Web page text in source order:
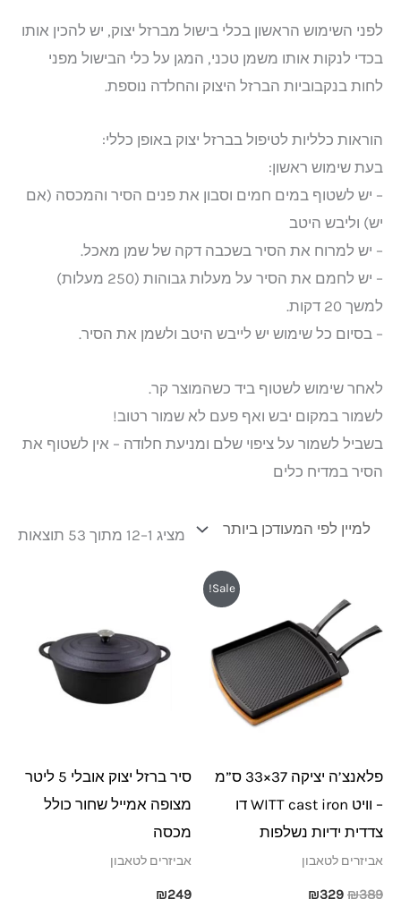
לפני השימוש הראשון בכלי בישול מברזל יצוק, יש להכין אותו
בכדי לנקות אותו משמן טכני, המגן על כלי הבישול מפני
לחות בנקבוביות הברזל היצוק והחלדה נוספת.
הוראות כלליות לטיפול בברזל יצוק באופן כללי:
בעת שימוש ראשון:
– יש לשטוף במים חמים וסבון את פנים הסיר והמכסה (אם
יש) וליבש היטב
– יש למרוח את הסיר בשכבה דקה של שמן מאכל.
– יש לחמם את הסיר על מעלות גבוהות (250 מעלות)
למשך 20 דקות.
– בסיום כל שימוש יש לייבש היטב ולשמן את הסיר.
לאחר שימוש לשטוף ביד כשהמוצר קר.
לשמור במקום יבש ואף פעם לא שמור רטוב!
בשביל לשמור על ציפוי שלם ומניעת חלודה – אין לשטוף את
הסיר במדיח כלים
מציג 1–12 מתוך 53 תוצאות
Sale!
פלאנצ’ה יציקה 37×33 ס”מ
– וויט WITT cast iron דו
צדדית ידיות נשלפות
אביזרים לטאבון
₪389
המקורי
היה:
₪389.
₪329
הוא:
₪329.
סיר ברזל יצוק אובלי 5 ליטר
מצופה אמייל שחור כולל
מכסה
אביזרים לטאבון
₪249